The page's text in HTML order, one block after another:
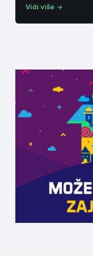
Vidi više